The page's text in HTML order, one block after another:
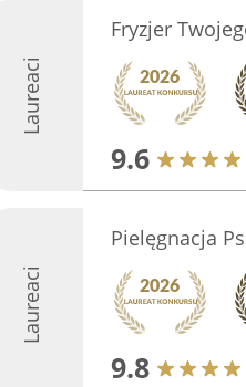
Laureaci
Fryzjer
9.6
Laureaci
Pielęgnacja
9.8